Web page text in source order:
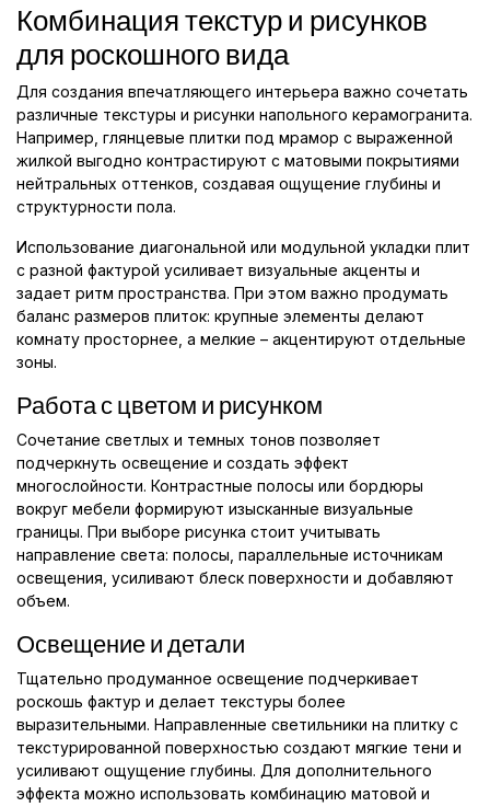
Комбинация текстур и рисунков
для роскошного вида
Для создания впечатляющего интерьера важно сочетать
различные текстуры и рисунки напольного керамогранита.
Например, глянцевые плитки под мрамор с выраженной
жилкой выгодно контрастируют с матовыми покрытиями
нейтральных оттенков, создавая ощущение глубины и
структурности пола.
Использование диагональной или модульной укладки плит
с разной фактурой усиливает визуальные акценты и
задает ритм пространства. При этом важно продумать
баланс размеров плиток: крупные элементы делают
комнату просторнее, а мелкие – акцентируют отдельные
зоны.
Работа с цветом и рисунком
Сочетание светлых и темных тонов позволяет
подчеркнуть освещение и создать эффект
многослойности. Контрастные полосы или бордюры
вокруг мебели формируют изысканные визуальные
границы. При выборе рисунка стоит учитывать
направление света: полосы, параллельные источникам
освещения, усиливают блеск поверхности и добавляют
объем.
Освещение и детали
Тщательно продуманное освещение подчеркивает
роскошь фактур и делает текстуры более
выразительными. Направленные светильники на плитку с
текстурированной поверхностью создают мягкие тени и
усиливают ощущение глубины. Для дополнительного
эффекта можно использовать комбинацию матовой и